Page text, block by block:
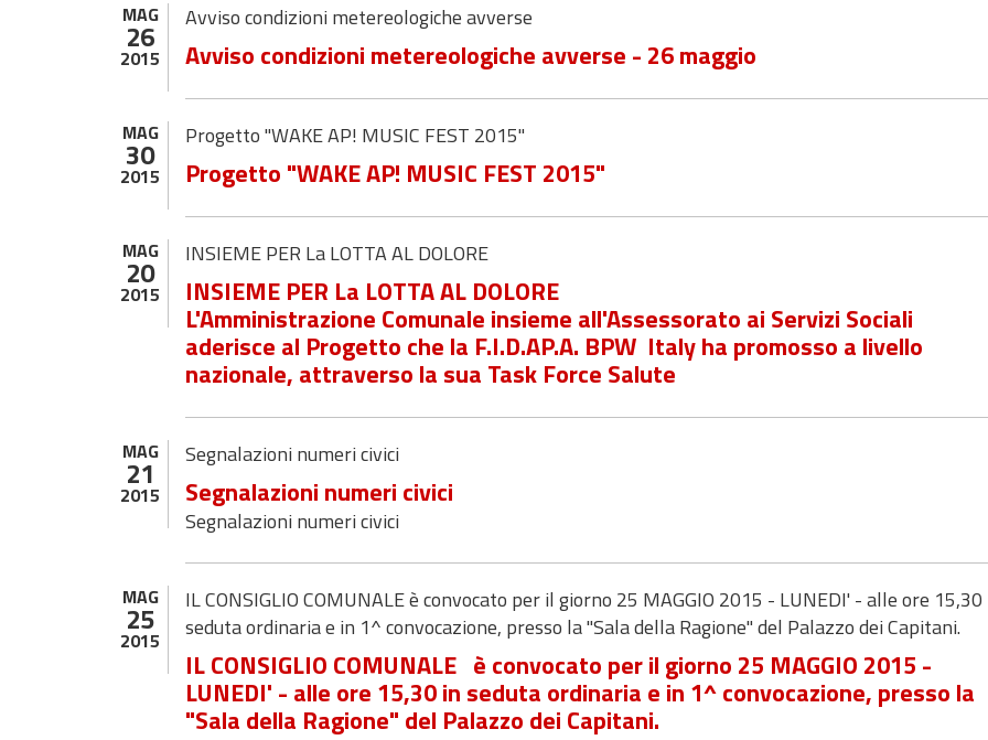
MAG
26
2015
Avviso condizioni metereologiche avverse
Avviso condizioni metereologiche avverse - 26 maggio
MAG
30
2015
Progetto "WAKE AP! MUSIC FEST 2015"
Progetto "WAKE AP! MUSIC FEST 2015"
MAG
20
2015
INSIEME PER La LOTTA AL DOLORE
INSIEME PER La LOTTA AL DOLORE
L'Amministrazione Comunale insieme all'Assessorato ai Servizi Sociali
aderisce al Progetto che la F.I.D.AP.A. BPW Italy ha promosso a livello
nazionale, attraverso la sua Task Force Salute
MAG
21
2015
Segnalazioni numeri civici
Segnalazioni numeri civici
Segnalazioni numeri civici
MAG
25
2015
IL CONSIGLIO COMUNALE è convocato per il giorno 25 MAGGIO 2015 - LUNEDI' - alle ore
seduta ordinaria e in 1^ convocazione, presso la "Sala della Ragione" del Palazzo dei Capitani.
IL CONSIGLIO COMUNALE è convocato per il giorno 25 MAGGIO 2015 -
LUNEDI' - alle ore 15,30 in seduta ordinaria e in 1^ convocazione, presso la
"Sala della Ragione" del Palazzo dei Capitani.